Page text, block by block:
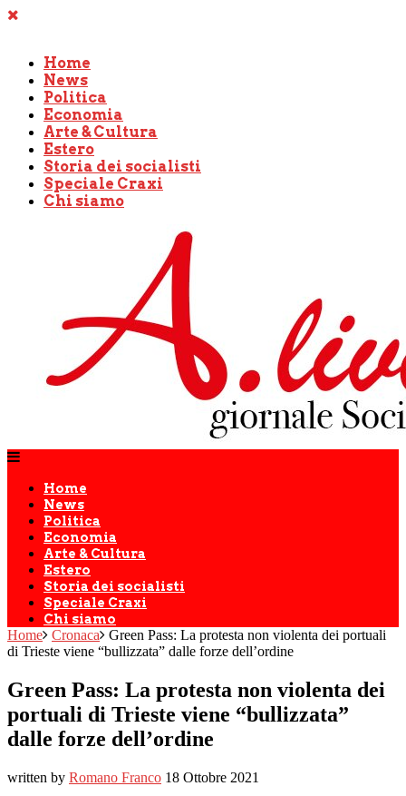
Home
News
Politica
Economia
Arte & Cultura
Estero
Storia dei socialisti
Speciale Craxi
Chi siamo
Home
News
Politica
Economia
Arte & Cultura
Estero
Storia dei socialisti
Speciale Craxi
Chi siamo
Home Cronaca
Green Pass: La protesta non violenta dei portuali
di Trieste viene “bullizzata” dalle forze dell’ordine
Green Pass: La protesta non violenta dei
portuali di Trieste viene “bullizzata”
dalle forze dell’ordine
written by Romano Franco 18 Ottobre 2021